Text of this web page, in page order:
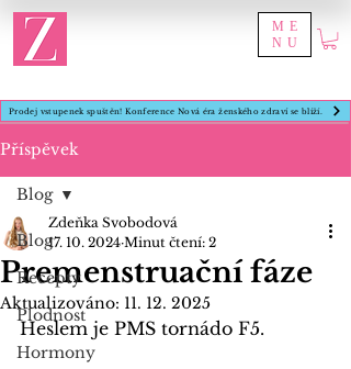
ME
NU
Prodej vstupenek spuštěn! Konference Nová éra ženského zdraví se blíží.
Příspěvek
Blog
Recepty
Plodnost
Hormony
Blog
Premenstruační fáze
Zdeňka Svobodová
17. 10. 2024 Minut čtení: 2
Aktualizováno: 11. 12. 2025
Heslem je PMS tornádo F5.